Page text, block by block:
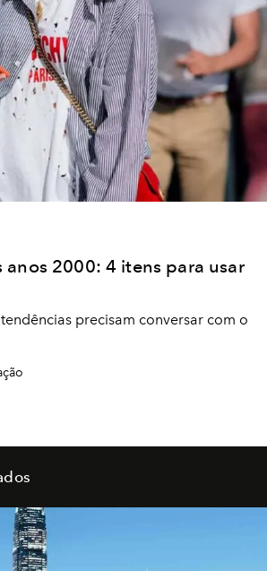
anos 2000: 4 itens para usar
precisam conversar com o